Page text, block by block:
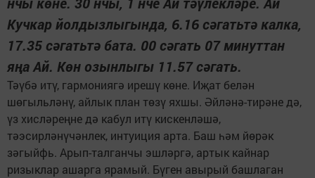
Кучкар йолдызлыгында, 6.16 сәгатьтә калка,
17.35 сәгатьтә бата. 00 сәгать 07 минуттан
яңа Ай. Көн озынлыгы 11.57 сәгать.
Тәүбә итү, гармониягә ирешү көне. Иҗат белән
шөгыльләнү, айлык план төзү яхшы. Әйләнә-тирәне дә,
үз хисләреңне дә кабул итү кискенләшә,
тәэсирләнүчәнлек, интуиция арта. Баш һәм йөрәк
зәгыйфь. Арып-талганчы эшләргә, артык кайнар
ризыклар ашарга ярамый. Бүген авырый башлаган